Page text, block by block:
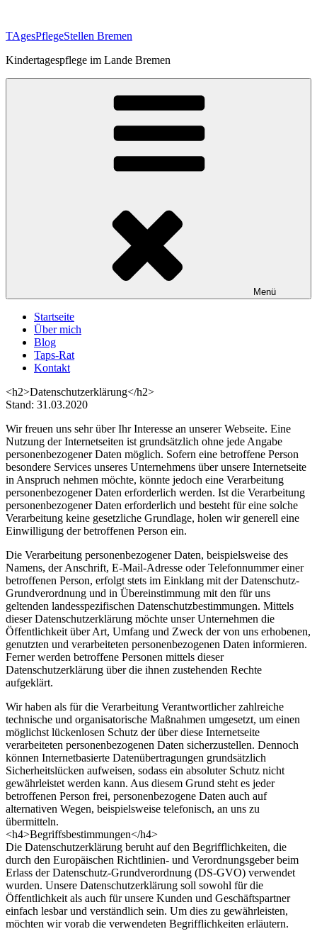
springen
TAgesPflegeStellen Bremen
Kindertagespflege im Lande Bremen
Menü
Startseite
Über mich
Blog
Taps-Rat
Kontakt
<h2>Datenschutzerklärung</h2>
Stand: 31.03.2020
Wir freuen uns sehr über Ihr Interesse an unserer Webseite. Eine
Nutzung der Internetseiten ist grundsätzlich ohne jede Angabe
personenbezogener Daten möglich. Sofern eine betroffene Person
besondere Services unseres Unternehmens über unsere Internetseite
in Anspruch nehmen möchte, könnte jedoch eine Verarbeitung
personenbezogener Daten erforderlich werden. Ist die Verarbeitung
personenbezogener Daten erforderlich und besteht für eine solche
Verarbeitung keine gesetzliche Grundlage, holen wir generell eine
Einwilligung der betroffenen Person ein.
Die Verarbeitung personenbezogener Daten, beispielsweise des
Namens, der Anschrift, E-Mail-Adresse oder Telefonnummer einer
betroffenen Person, erfolgt stets im Einklang mit der Datenschutz-
Grundverordnung und in Übereinstimmung mit den für uns
geltenden landesspezifischen Datenschutzbestimmungen. Mittels
dieser Datenschutzerklärung möchte unser Unternehmen die
Öffentlichkeit über Art, Umfang und Zweck der von uns erhobenen,
genutzten und verarbeiteten personenbezogenen Daten informieren.
Ferner werden betroffene Personen mittels dieser
Datenschutzerklärung über die ihnen zustehenden Rechte
aufgeklärt.
Wir haben als für die Verarbeitung Verantwortlicher zahlreiche
technische und organisatorische Maßnahmen umgesetzt, um einen
möglichst lückenlosen Schutz der über diese Internetseite
verarbeiteten personenbezogenen Daten sicherzustellen. Dennoch
können Internetbasierte Datenübertragungen grundsätzlich
Sicherheitslücken aufweisen, sodass ein absoluter Schutz nicht
gewährleistet werden kann. Aus diesem Grund steht es jeder
betroffenen Person frei, personenbezogene Daten auch auf
alternativen Wegen, beispielsweise telefonisch, an uns zu
übermitteln.
<h4>Begriffsbestimmungen</h4>
Die Datenschutzerklärung beruht auf den Begrifflichkeiten, die
durch den Europäischen Richtlinien- und Verordnungsgeber beim
Erlass der Datenschutz-Grundverordnung (DS-GVO) verwendet
wurden. Unsere Datenschutzerklärung soll sowohl für die
Öffentlichkeit als auch für unsere Kunden und Geschäftspartner
einfach lesbar und verständlich sein. Um dies zu gewährleisten,
möchten wir vorab die verwendeten Begrifflichkeiten erläutern.